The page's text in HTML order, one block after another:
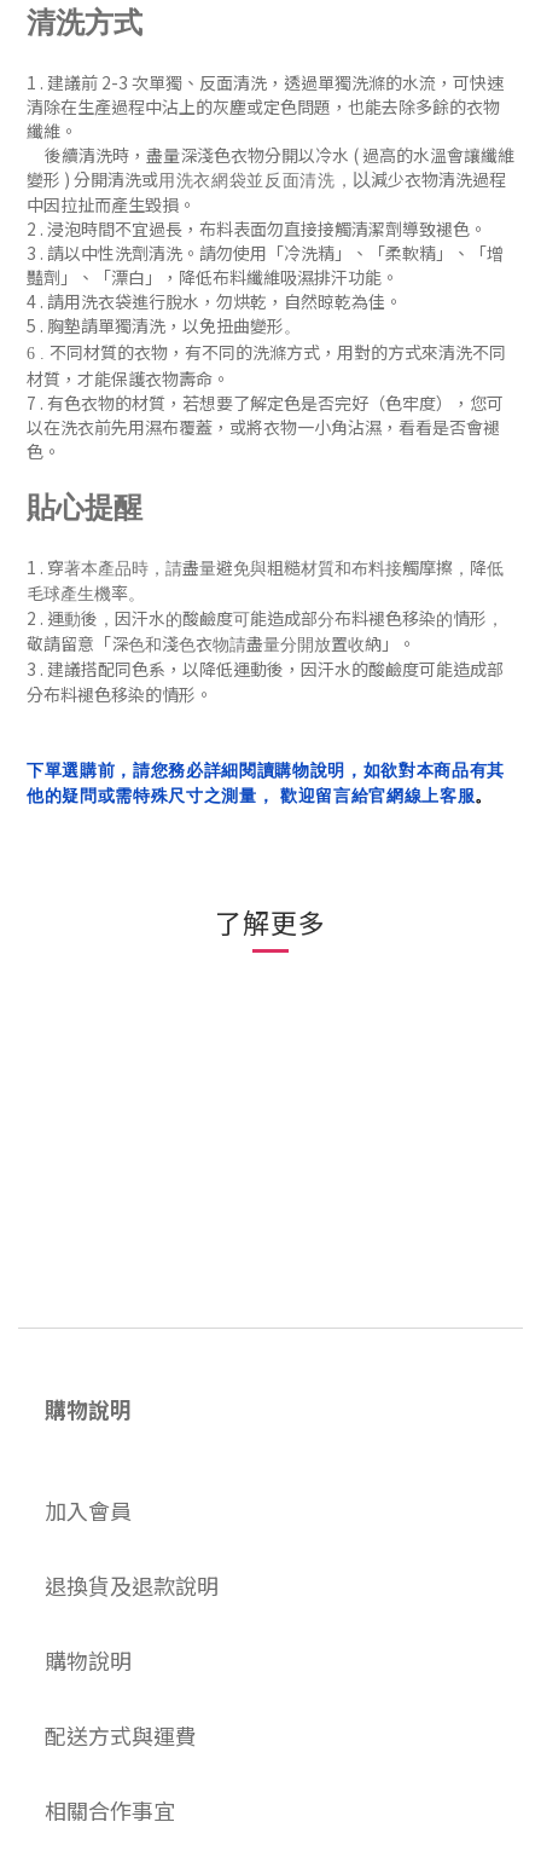
清洗方式
1 . 建議前 2-3 次單獨、反面清洗 ， 透過單獨洗滌的水流，可快速
清除在生產過程中沾上的灰塵或定色問題 ， 也能去除多餘的衣物
纖維。
後續清洗時 ，盡量深淺色衣物分開以冷水 ( 過高的水溫會讓纖維
變形 ) 分開清洗或用洗衣網袋並 反面清洗 ， 以減少衣物清洗過程
中因拉扯而產生毀損。
2 . 浸泡時間不宜過長，布料表面勿直接接觸清潔劑導致褪色。
3 . 請以中性洗劑清洗。請勿使用「冷洗精」、「柔軟精」
、「增
豔劑」
、「漂白」，降低布料纖維吸濕排汗功能 。
4 . 請用洗衣袋進行脫水，勿烘乾，自然晾乾為佳。
5 . 胸墊請單獨清洗，以免扭曲變形。
6 . 不同材質的衣物，有不同的洗滌方式，用對的方式來清洗不同
材質，才能保護衣物壽命。
7 . 有色衣物的材質，若想要了解定色是否完好（色牢度），您可
以在洗衣前先用濕布覆蓋，或將衣物一小角沾濕，看看是否會褪
色 。
貼心提醒
1 . 穿著本產品時，請盡量避免與粗糙材質和布料接觸摩擦，降低
毛球產生機率。
2 . 運動後， 因汗水的酸鹼度可能造成部分布料褪色移染的情形，
敬請留意 「深色和淺色衣物請盡量分開放置收納 」 。
3 . 建議搭配同色系， 以降低運動後， 因汗水的酸鹼度可能造成部
分布料褪色移染的情形 。
下單選購前，請您務必詳細閱讀購物說明，如欲對本商品有其
他的疑問或需特殊尺寸之測量， 歡迎留言給官網線上客服。
了解更多
購物說明
加入會員
退換貨及退款說明
購物說明
配送方式與運費
相關合作事宜